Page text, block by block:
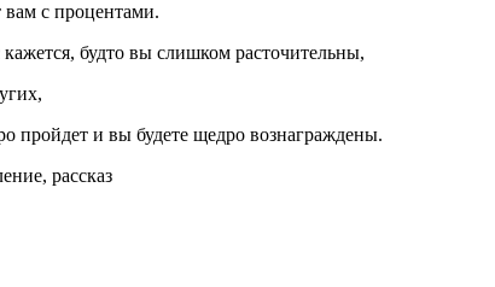
вам с процентами.
будто вы слишком расточительны,
пройдет и вы будете щедро вознаграждены.
рассказ